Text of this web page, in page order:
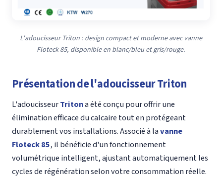
L'adoucisseur Triton : design compact et moderne avec vanne
Floteck 85, disponible en blanc/bleu et gris/rouge.
Présentation de l'adoucisseur Triton
L'adoucisseurTritona été conçu pour offrir une
élimination efficace du calcaire tout en protégeant
durablement vos installations. Associé à lavanne
Floteck 85, il bénéficie d'un fonctionnement
volumétrique intelligent, ajustant automatiquement les
cycles de régénération selon votre consommation réelle.